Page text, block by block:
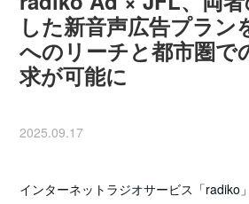
した新音声広告プラン
へのリーチと都市圏で
求が可能に
2025.09.17
インターネットラジオサービス「radiko